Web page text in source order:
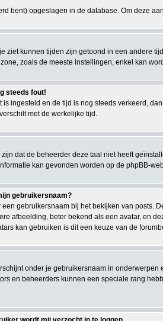
bent) opgeslagen in de database. Om deze
ziet kunnen tijden zijn getoond in een andere
zoals de meeste instellingen, enkel kan
steeds fout!
is ingesteld en de tijd is nog steeds verkeerd,
met de werkelijke tijd.
dat de beheerder deze taal niet heeft
kan gevonden worden op de phpBB-
gebruikersnaam?
gebruikersnaam bij het bekijken van posts.
afbeelding, beter bekend als een avatar, en
kan gebruiken is dit een keuze van de
onder je gebruikersnaam in
en beheerders kunnen een speciale rang